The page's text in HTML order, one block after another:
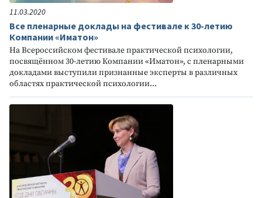
11.03.2020
Все пленарные доклады на фестивале к 30-летию
Компании «Иматон»
На Всероссийском фестивале практической психологии,
посвящённом 30-летию Компании «Иматон», с пленарными
докладами выступили признанные эксперты в различных
областях практической психологии...